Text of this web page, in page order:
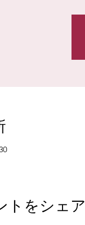
トをシェア